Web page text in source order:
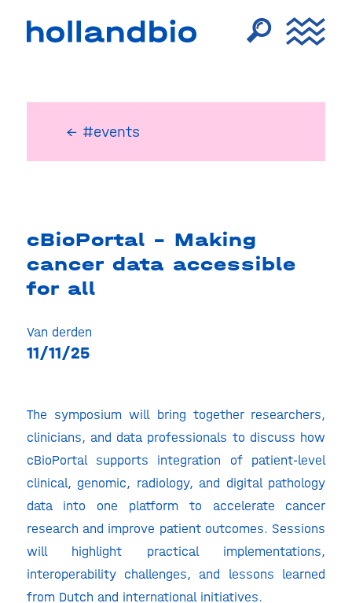
← #events
cBioPortal – Making
cancer data accessible
for all
Van derden
11/11/25
The symposium will bring together researchers,
clinicians, and data professionals to discuss how
cBioPortal supports integration of patient-level
clinical, genomic, radiology, and digital pathology
data into one platform to accelerate cancer
research and improve patient outcomes. Sessions
will highlight practical implementations,
interoperability challenges, and lessons learned
from Dutch and international initiatives.